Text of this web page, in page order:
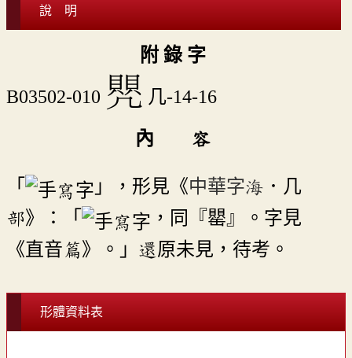
說 明
附 錄 字
B03502-010 󸕾 几-14-16
內 容
「 」，形見《中華字海 ．几
部》：「
，同『罌』。字見
《直音篇》。」還原未見，待考。
形體資料表